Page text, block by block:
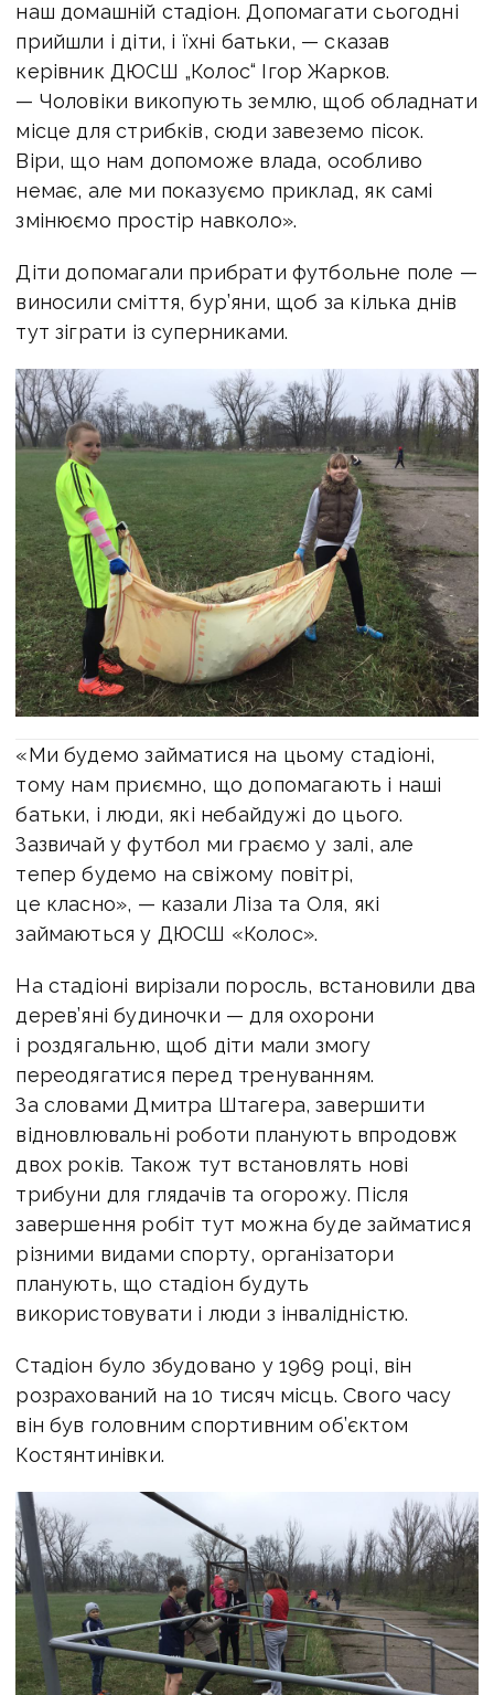
наш домашній стадіон. Допомагати сьогодні
прийшли і діти, і їхні батьки, — сказав
керівник ДЮСШ „Колос“ Ігор Жарков.
— Чоловіки викопують землю, щоб обладнати
місце для стрибків, сюди завеземо пісок.
Віри, що нам допоможе влада, особливо
немає, але ми показуємо приклад, як самі
змінюємо простір навколо».
Діти допомагали прибрати футбольне поле —
виносили сміття, бур’яни, щоб за кілька днів
тут зіграти із суперниками.
«Ми будемо займатися на цьому стадіоні,
тому нам приємно, що допомагають і наші
батьки, і люди, які небайдужі до цього.
Зазвичай у футбол ми граємо у залі, але
тепер будемо на свіжому повітрі,
це класно», — казали Ліза та Оля, які
займаються у ДЮСШ «Колос».
На стадіоні вирізали поросль, встановили два
дерев’яні будиночки — для охорони
і роздягальню, щоб діти мали змогу
переодягатися перед тренуванням.
За словами Дмитра Штагера, завершити
відновлювальні роботи планують впродовж
двох років. Також тут встановлять нові
трибуни для глядачів та огорожу. Після
завершення робіт тут можна буде займатися
різними видами спорту, організатори
планують, що стадіон будуть
використовувати і люди з інвалідністю.
Стадіон було збудовано у 1969 році, він
розрахований на 10 тисяч місць. Свого часу
він був головним спортивним об’єктом
Костянтинівки.